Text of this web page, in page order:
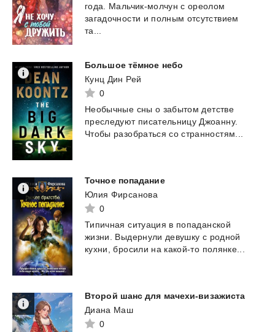
года. Мальчик-молчун с ореолом
загадочности и полным отсутствием
та...
Большое тёмное небо
Кунц Дин Рей
0
Необычные сны о забытом детстве
преследуют писательницу Джоанну.
Чтобы разобраться со странностям...
Точное попадание
Юлия Фирсанова
0
Типичная ситуация в попаданской
жизни.
Выдернули девушку с родной
кухни,
бросили на какой-то полянке...
Второй шанс для мачехи-визажиста
Диана Маш
0